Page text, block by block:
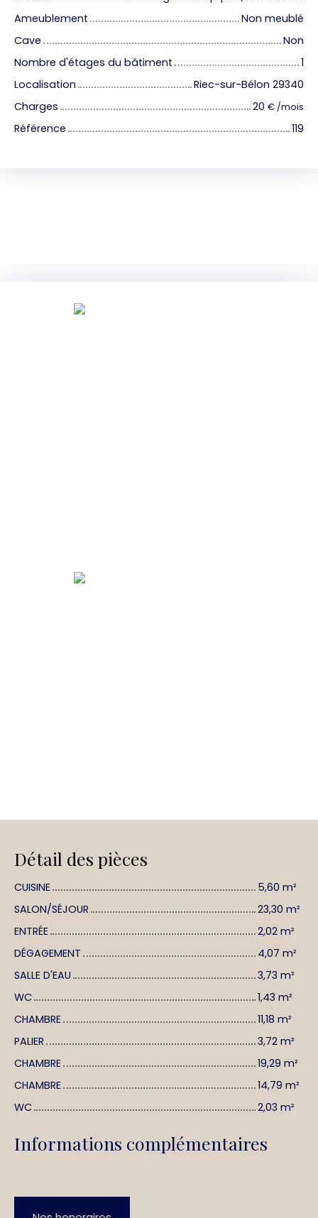
Ameublement
Non meublé
Cave
Non
Nombre d'étages du bâtiment
1
Localisation
Riec-sur-Bélon 29340
Charges
20 € /mois
Référence 119
Détail des pièces
CUISINE
5,60 m²
SALON/SÉJOUR
23,30 m²
ENTRÉE
2,02 m²
DÉGAGEMENT
4,07 m²
SALLE D'EAU
3,73 m²
WC
1,43 m²
CHAMBRE
11,18 m²
PALIER
3,72 m²
CHAMBRE
19,29 m²
CHAMBRE
14,79 m²
WC
2,03 m²
Informations complémentaires